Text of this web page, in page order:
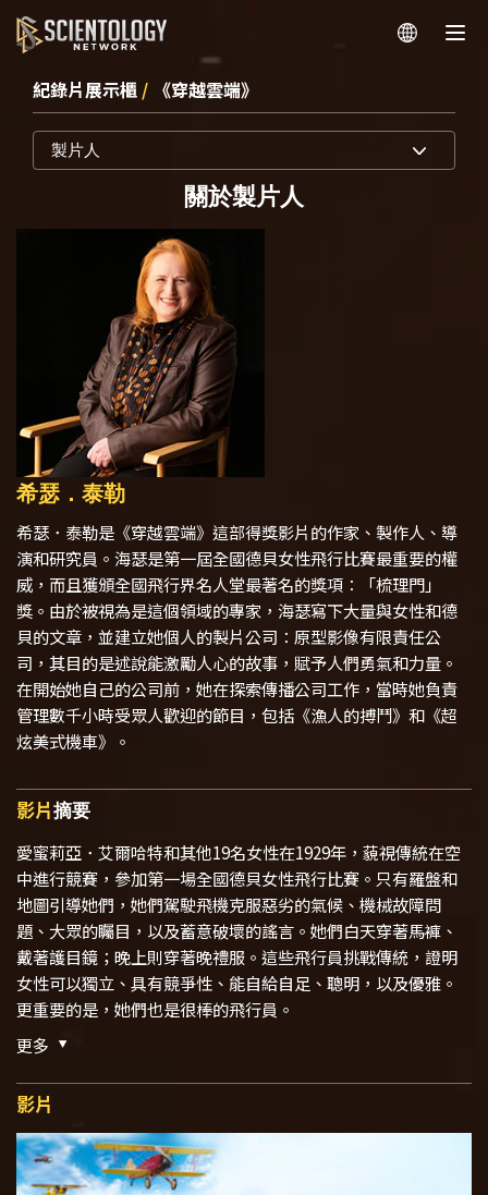
紀錄片展示櫃 / 《穿越雲端》
製片人
關於製片人
希瑟．泰勒
希瑟．泰勒是 《穿越雲端》 這部得獎影片的作家、製作人、導
演和研究員。海瑟是第一屆全國德貝女性飛行比賽最重要的權
威，而且獲頒全國飛行界名人堂最著名的獎項：「梳理門」
獎。由於被視為是這個領域的專家，海瑟寫下大量與女性和德
貝的文章，並建立她個人的製片公司：原型影像有限責任公
司，其目的是述說能激勵人心的故事，賦予人們勇氣和力量。
在開始她自己的公司前，她在探索傳播公司工作，當時她負責
管理數千小時受眾人歡迎的節目，包括 《漁人的搏鬥》 和 《超
炫美式機車》 。
影片摘要
愛蜜莉亞．艾爾哈特和其他19名女性在1929年，藐視傳統在空
中進行競賽，參加第一場全國德貝女性飛行比賽。只有羅盤和
地圖引導她們，她們駕駛飛機克服惡劣的氣候、機械故障問
題、大眾的矚目，以及蓄意破壞的謠言。她們白天穿著馬褲、
戴著護目鏡；晚上則穿著晚禮服。這些飛行員挑戰傳統，證明
女性可以獨立、具有競爭性、能自給自足、聰明，以及優雅。
更重要的是，她們也是很棒的飛行員。
更多
影片